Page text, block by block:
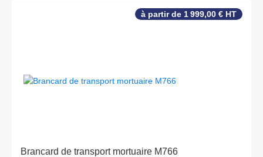
à partir de 1 999,00 € HT
Brancard de transport mortuaire M766